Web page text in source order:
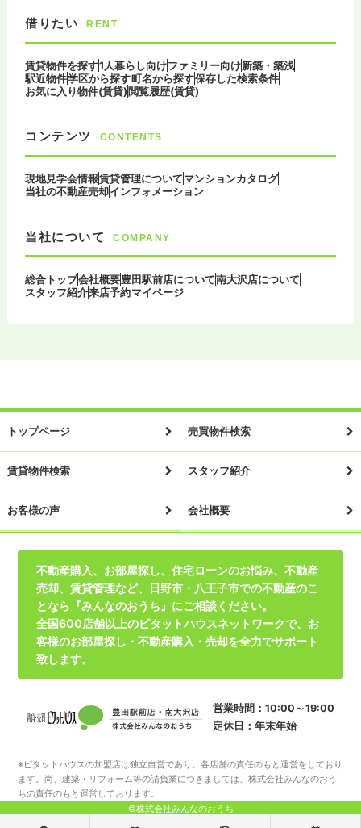
借りたい RENT
賃貸物件を探す1人暮らし向けファミリー向け新築・築浅
駅近物件学区から探す町名から探す保存した検索条件
お気に入り物件(賃貸)閲覧履歴(賃貸)
コンテンツ CONTENTS
現地見学会情報賃貸管理についてマンションカタログ
当社の不動産売却インフォメーション
当社について COMPANY
総合トップ会社概要豊田駅前店について南大沢店について
スタッフ紹介来店予約マイページ
トップページ 売買物件検索
賃貸物件検索 スタッフ紹介
お客様の声 会社概要
不動産購入、お部屋探し、住宅ローンのお悩み、不動産
売却、賃貸管理など、日野市・八王子市での不動産のこ
となら『みんなのおうち』にご相談ください。
全国600店舗以上のピタットハウスネットワークで、お
客様のお部屋探し・不動産購入・売却を全力でサポート
致します。
営業時間：10:00～19:00
定休日：年末年始
※ピタットハウスの加盟店は独立自営であり、各店舗の責任のもと運営をしており
ます。尚、建築・リフォーム等の請負業につきましては、株式会社みんなのおう
ちの責任のもと運営しております。
©株式会社みんなのおうち